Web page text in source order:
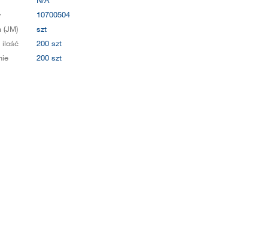
10700504
(JM)
szt
ilość
200 szt
200 szt